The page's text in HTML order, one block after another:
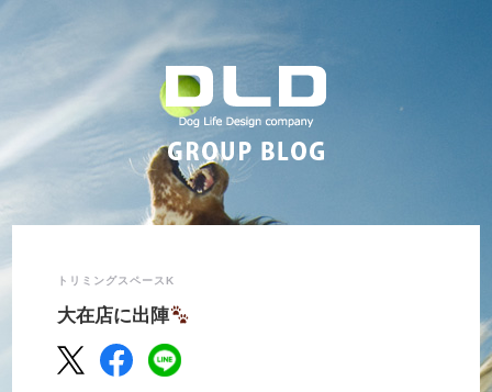
トリミングスペースK
大在店に出陣